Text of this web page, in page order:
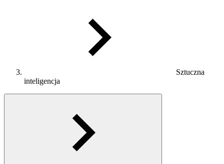
Sztuczna
inteligencja